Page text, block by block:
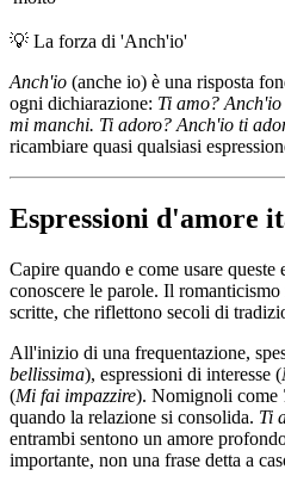
💡 La forza di 'Anch'io'
Anch'io (anche io) è una risposta
ogni dichiarazione: Ti amo?
mi manchi. Ti adoro? Anch'io ti
ricambiare quasi qualsiasi
Espressioni d'amore
Capire quando e come usare queste
conoscere le parole. Il
scritte, che riflettono secoli di
All'inizio di una frequentazione,
bellissima), espressioni di interesse (
(Mi fai impazzire). Nomignoli come
quando la relazione si consolida. Ti
entrambi sentono un amore
importante, non una frase detta a